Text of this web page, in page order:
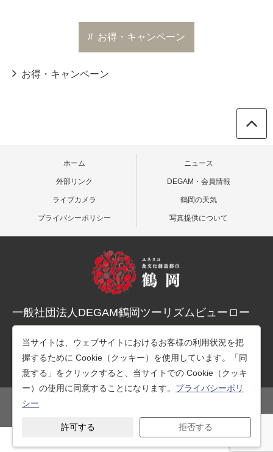
# お得・キャンペーン
お得・キャンペーン
ホーム ニュース
外部リンク DEGAM・会員情報
ライブカメラ 鶴岡の天気
プライバシーポリシー 写真提供について
一般社団法人DEGAM鶴岡ツーリズムビューロー
TEL：0235-25-7678（観光案内）
TEL：0235-26-1218（事務所）
当サイトは、ウェブサイトにおけるお客様の利用状況を把
握するために Cookie（クッキー）を使用しています。「同
意する」をクリックすると、当サイトでの Cookie（クッキ
ー）の使用に同意することになります。 プライバシーポリ
シー
許可する 拒否する